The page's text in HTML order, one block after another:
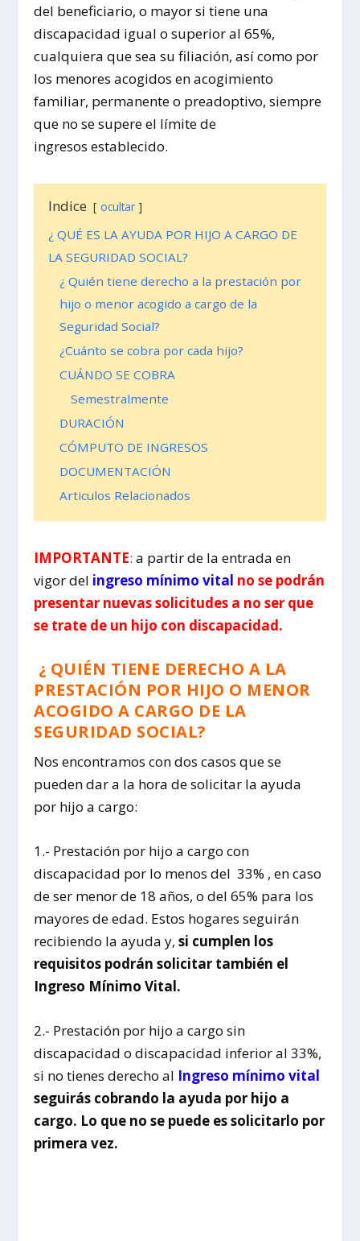
del beneficiario, o mayor si tiene una
discapacidad igual o superior al 65%,
cualquiera que sea su filiación, así como por
los menores acogidos en acogimiento
familiar, permanente o preadoptivo, siempre
que no se supere el límite de
ingresos establecido.
Indice ocultar
¿ QUÉ ES LA AYUDA POR HIJO A CARGO DE
LA SEGURIDAD SOCIAL?
¿ Quién tiene derecho a la prestación por
hijo o menor acogido a cargo de la
Seguridad Social?
¿Cuánto se cobra por cada hijo?
CUÁNDO SE COBRA
Semestralmente
DURACIÓN
CÓMPUTO DE INGRESOS
DOCUMENTACIÓN
Articulos Relacionados
IMPORTANTE: a partir de la entrada en
vigor del ingreso mínimo vital no se podrán
presentar nuevas solicitudes a no ser que
se trate de un hijo con discapacidad.
¿ QUIÉN TIENE DERECHO A LA
PRESTACIÓN POR HIJO O MENOR
ACOGIDO A CARGO DE LA
SEGURIDAD SOCIAL?
Nos encontramos con dos casos que se
pueden dar a la hora de solicitar la ayuda
por hijo a cargo:
1.- Prestación por hijo a cargo con
discapacidad por lo menos del 33% , en caso
de ser menor de 18 años, o del 65% para los
mayores de edad. Estos hogares seguirán
recibiendo la ayuda y,si cumplen los
requisitos podrán solicitar también el
Ingreso Mínimo Vital.
2.- Prestación por hijo a cargo sin
discapacidad o discapacidad inferior al 33%,
si no tienes derecho al Ingreso mínimo vital
seguirás cobrando la ayuda por hijo a
cargo. Lo que no se puede es solicitarlo por
primera vez.